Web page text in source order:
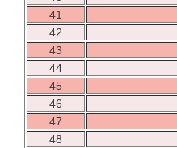
41
42
43
44
45
46
47
48